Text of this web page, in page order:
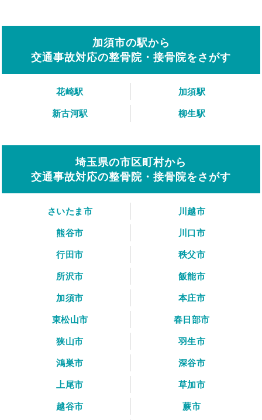
加須市の駅から
交通事故対応の整骨院・接骨院をさがす
花崎駅
加須駅
新古河駅
柳生駅
埼玉県の市区町村から
交通事故対応の整骨院・接骨院をさがす
さいたま市
川越市
熊谷市
川口市
行田市
秩父市
所沢市
飯能市
加須市
本庄市
東松山市
春日部市
狭山市
羽生市
鴻巣市
深谷市
上尾市
草加市
越谷市
蕨市